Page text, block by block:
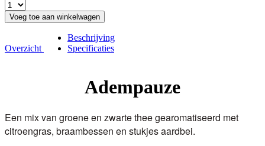
Voeg toe aan winkelwagen
Overzicht
Beschrijving
Specificaties
Adempauze
Een mix van groene en zwarte thee gearomatiseerd met
citroengras, braambessen en stukjes aardbei.